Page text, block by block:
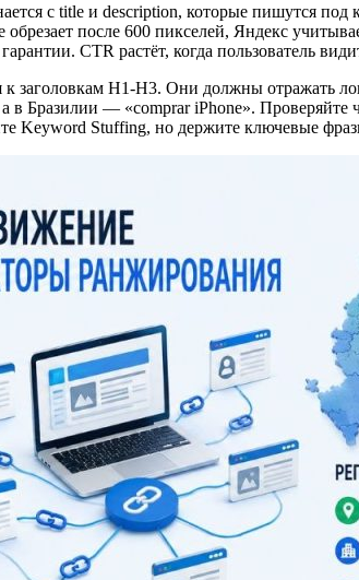
с title и description, которые пишутся
после 600 пикселей, Яндекс
CTR растёт, когда пользователь
к заголовкам H1-H3. Они должны отражать
в Бразилии — «comprar iPhone». Проверяйте
Keyword Stuffing, но держите ключевые